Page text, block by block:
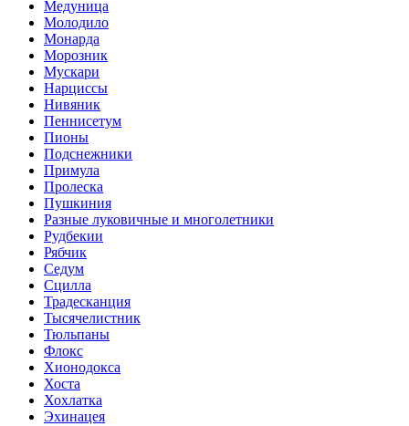
Медуница
Молодило
Монарда
Морозник
Мускари
Нарциссы
Нивяник
Пеннисетум
Пионы
Подснежники
Примула
Пролеска
Пушкиния
Разные луковичные и многолетники
Рудбекии
Рябчик
Седум
Сцилла
Традесканция
Тысячелистник
Тюльпаны
Флокс
Хионодокса
Хоста
Хохлатка
Эхинацея